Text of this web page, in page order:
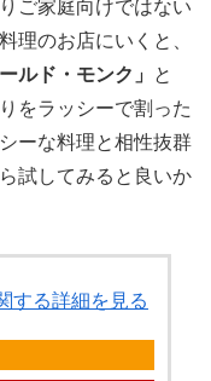
ご家庭向けではない
理のお店にいくと、
ールド・モンク」
と
をラッシーで割った
ーな料理と相性抜群
試してみると良いか
する詳細を見る